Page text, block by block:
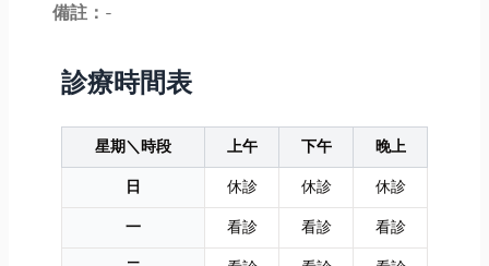
備註： -
診療時間表
星期＼時段 上午 下午
晚上
日
休診 休診
休診
一
看診 看診
看診